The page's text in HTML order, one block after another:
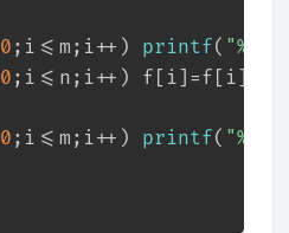
0 ;i<=m;i++) printf( "%d "
0 ;i<=n;i++)
0 ;i<=m;i++) printf( "%d "